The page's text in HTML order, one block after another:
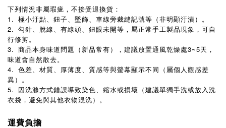
下列情況非屬瑕疵，不接受退換貨：
1. 極小汙點、鈕子、墜飾、車線旁裁縫記號等（非明顯汙漬）。
2. 勾針、脫線、有線頭、鈕眼未開等，屬正常手工製品現象，可自
行修剪。
3. 商品本身味道問題（新品常有），建議放置通風乾燥處3~5天，
味道會自然散去。
4. 色差、材質、厚薄度、質感等與螢幕顯示不同（屬個人觀感差
異）。
5. 因洗滌方式錯誤導致染色、縮水或損壞（建議單獨手洗或放入洗
衣袋，避免與其他衣物混洗）。
運費負擔